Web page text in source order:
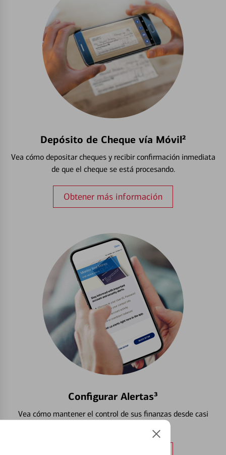
Depósito de Cheque vía Móvil²
Vea cómo depositar cheques y recibir confirmación inmediata
de que el cheque se está procesando.
Obtener más información
Configurar Alertas³
Vea cómo mantener el control de sus finanzas desde casi